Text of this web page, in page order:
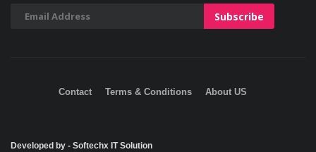
Contact Terms & Conditions About US
Developed by - Softechx IT Solution